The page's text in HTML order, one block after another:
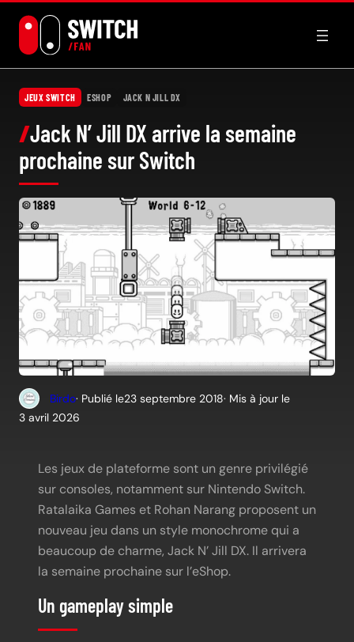
contenu
JEUX SWITCH ESHOP JACK N JILL DX
Jack N’ Jill DX arrive la semaine
prochaine sur Switch
Birdo· Publié le23 septembre 2018· Mis à jour le
3 avril 2026
Les jeux de plateforme sont un genre privilégié
sur consoles, notamment sur Nintendo Switch.
Ratalaika Games et Rohan Narang proposent un
nouveau jeu dans un style monochrome qui a
beaucoup de charme, Jack N’ Jill DX. Il arrivera
la semaine prochaine sur l’eShop.
Un gameplay simple